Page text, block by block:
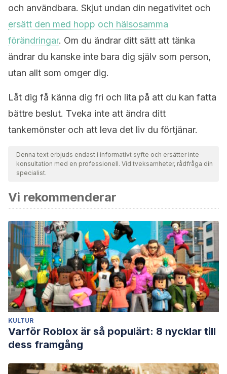
och användbara. Skjut undan din negativitet och
ersätt den med hopp och hälsosamma
förändringar. Om du ändrar ditt sätt att tänka
ändrar du kanske inte bara dig själv som person,
utan allt som omger dig.
Låt dig få känna dig fri och lita på att du kan fatta
bättre beslut. Tveka inte att ändra ditt
tankemönster och att leva det liv du förtjänar.
Denna text erbjuds endast i informativt syfte och ersätter inte
konsultation med en professionell. Vid tveksamheter, rådfråga din
specialist.
Vi rekommenderar
KULTUR
Varför Roblox är så populärt: 8 nycklar till
dess framgång